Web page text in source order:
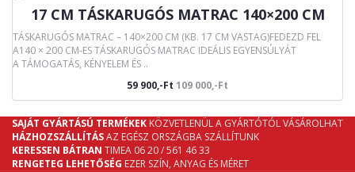
17 CM TÁSKARUGÓS MATRAC 140×200 CM
TÁSKARUGÓS MATRAC – 140×200 CM (KB. 17 CM VASTAG)FEDEZD FEL
A140 × 200 CM-ES TÁSKARUGÓS MATRAC IDEÁLIS EGYENSÚLYÁT
A TÁMOGATÁS, KÉNYELEM ÉS ..
59 900,-Ft 109 000,-Ft
SAJÁT GYÁRTÁSÚ TERMÉKEK KÖZVETLENÜL A GYÁRTÓTÓL VÁSÁROLHAT
HÁZHOZSZÁLLÍTÁSAZ EGÉSZ ORSZÁGBA SZÁLLÍTUNK
KERESSEN BÁTRAN TIMEA 06 20 / 561 46 33
RENGETEG LEHETŐSÉG EZER SZÍN, ANYAG ÉS MÉRET